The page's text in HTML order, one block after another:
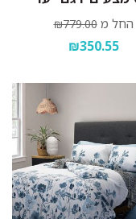
החל מ ₪779.00
₪350.55